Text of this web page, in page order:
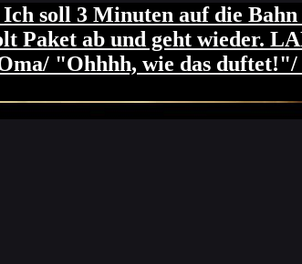
(ich will nicht, du willst
- Wie ich mich gerade dazu
soll 3 Minuten auf die
Paket ab und geht wieder.
"Ohhhh, wie das